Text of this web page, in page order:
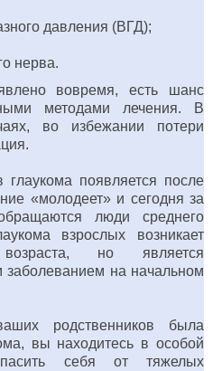
давления (ВГД);
нерва.
вовремя, есть шанс
методами лечения. В
во избежании потери
появляется после
«молодеет» и сегодня за
люди среднего
взрослых возникает
но является
заболеванием на начальном
родственников была
вы находитесь в особой
себя от тяжелых